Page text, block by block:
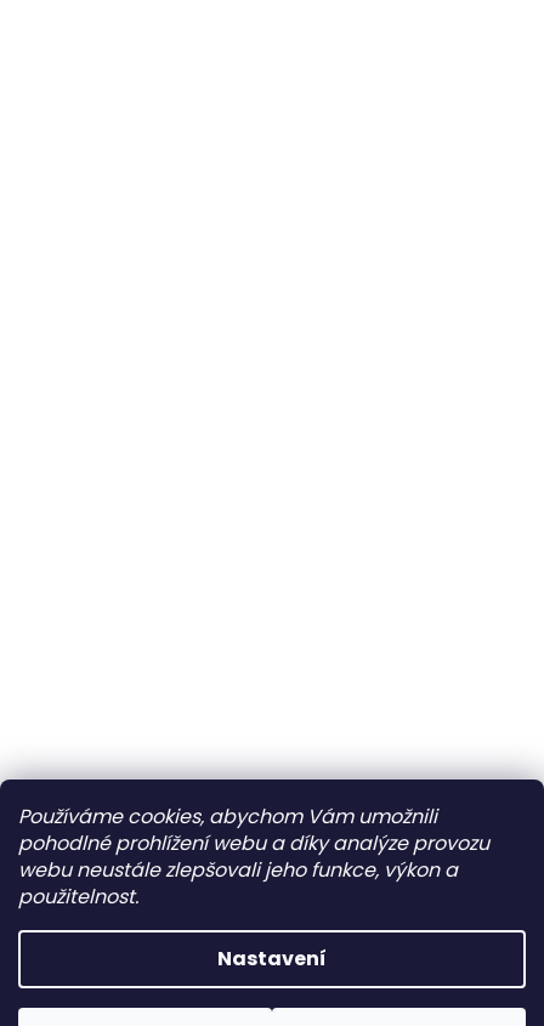
Používáme cookies, abychom Vám umožnili
pohodlné prohlížení webu a díky analýze provozu
webu neustále zlepšovali jeho funkce, výkon a
použitelnost.
Nastavení